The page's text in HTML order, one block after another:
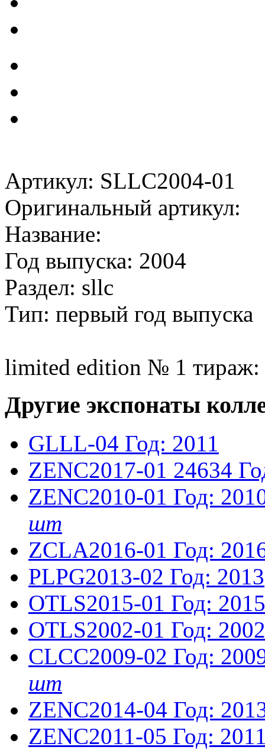
Артикул: SLLC2004-01
Оригинальный артикул:
Название:
Год выпуска: 2004
Раздел: sllc
Тип: первый год выпуска
limited edition № 1 тираж:
Другие экспонаты
GLLL-04 Год: 2011
ZENC2017-01 24634
ZENC2010-01 Год:
шт
ZCLA2016-01 Год:
PLPG2013-02 Год: 2013
OTLS2015-01 Год: 2015
OTLS2002-01 Год: 2002
CLCC2009-02 Год:
шт
ZENC2014-04 Год:
ZENC2011-05 Год: